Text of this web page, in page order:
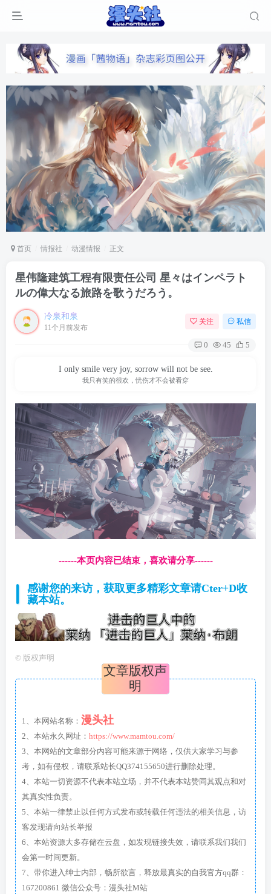
首页 情报社 动漫情报 正文
星伟隆建筑工程有限责任公司 星々はインペラト
ルの偉大なる旅路を歌うだろう。
冷泉和泉
11个月前发布
关注 私信
0 45 5
I only smile very joy, sorrow will not be see.
我只有笑的很欢，忧伤才不会被看穿
------本页内容已结束，喜欢请分享------
感谢您的来访，获取更多精彩文章请Cter+D收
藏本站。
© 版权声明
文章版权声
明
1、本网站名称： 漫头社
2、本站永久网址： https://www.mamtou.com/
3、本网站的文章部分内容可能来源于网络，仅供大家学习与参
考，如有侵权，请联系站长QQ374155650进行删除处理。
4、本站一切资源不代表本站立场，并不代表本站赞同其观点和对
其真实性负责。
5、本站一律禁止以任何方式发布或转载任何违法的相关信息，访
客发现请向站长举报
6、本站资源大多存储在云盘，如发现链接失效，请联系我们我们
会第一时间更新。
7、带你进入绅士内部，畅所欲言，释放最真实的自我官方qq群：
167200861 微信公众号：漫头社M站